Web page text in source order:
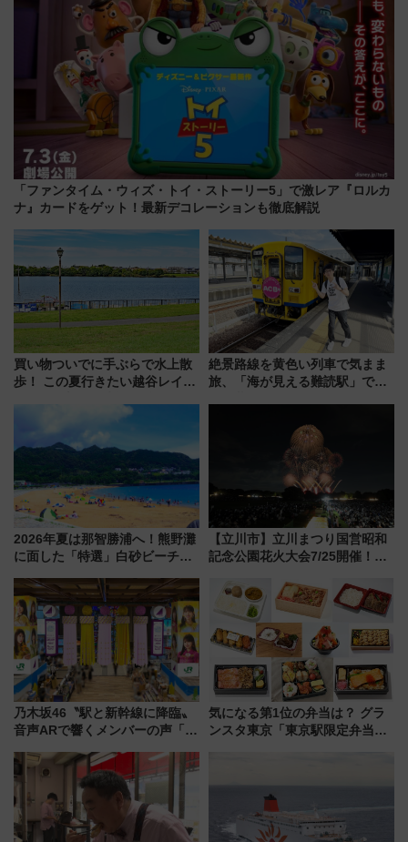
「ファンタイム・ウィズ・トイ・ストーリー5」で激レア『ロルカ
ナ』カードをゲット！最新デコレーションも徹底解説
買い物ついでに手ぶらで水上散
歩！ この夏行きたい越谷レイク
ア「LAKESIDE PARK」（埼玉
県越谷市）
絶景路線を黄色い列車で気まま
旅、「海が見える難読駅」で幸
の舞台は「島原鉄道」
2026年夏は那智勝浦へ！熊野灘
に面した「特選」白砂ビーチは
会」は8月11日開催！
【立川市】立川まつり国営昭和
記念公園花火大会7/25開催！
混雑に要注意、その理由は
乃木坂46〝駅と新幹線に降臨〟
音声ARで響くメンバーの声「真
気になる第1位の弁当は？ グラ
ンスタ東京「東京駅限定弁当